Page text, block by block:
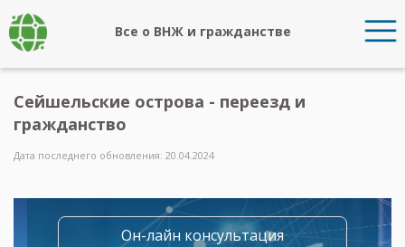
Все о ВНЖ и гражданстве
Сейшельские острова - переезд и
гражданство
Дата последнего обновления: 20.04.2024
Он-лайн консультация